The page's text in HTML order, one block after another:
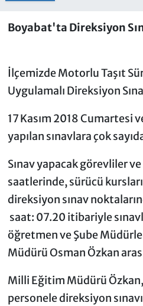
Boyabat'ta Direksiyon
İlçemizde Motorlu Taşıt
Uygulamalı Direksiyon
17 Kasım 2018 Cumartesi
yapılan sınavlara çok
Sınav yapacak görevliler
saatlerinde, sürücü
direksiyon sınav
saat: 07.20 itibariyle
öğretmen ve Şube
Müdürü Osman Özkan
Milli Eğitim Müdürü
personele direksiyon